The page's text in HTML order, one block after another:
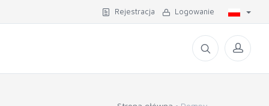
Rejestracja Logowanie